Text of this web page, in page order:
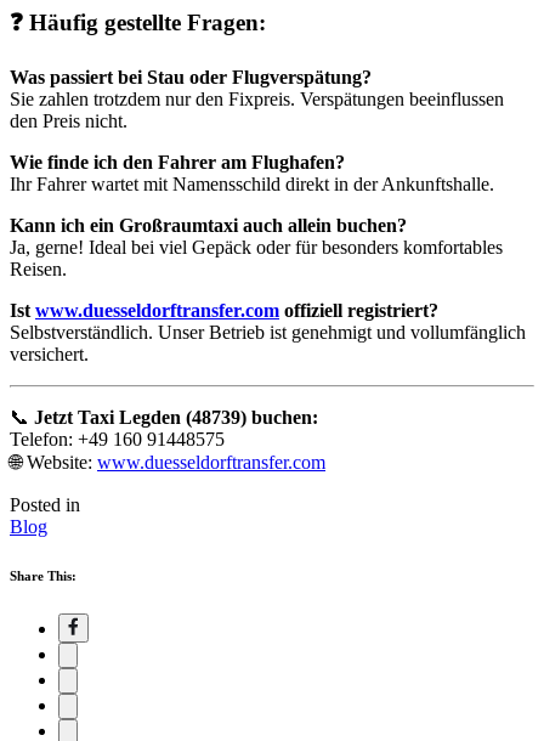
❓ Häufig gestellte Fragen:
Was passiert bei Stau oder Flugverspätung?
Sie zahlen trotzdem nur den Fixpreis. Verspätungen beeinflussen
den Preis nicht.
Wie finde ich den Fahrer am Flughafen?
Ihr Fahrer wartet mit Namensschild direkt in der Ankunftshalle.
Kann ich ein Großraumtaxi auch allein buchen?
Ja, gerne! Ideal bei viel Gepäck oder für besonders komfortables
Reisen.
Istwww.duesseldorftransfer.com offiziell registriert?
Selbstverständlich. Unser Betrieb ist genehmigt und vollumfänglich
versichert.
📞 Jetzt Taxi Legden (48739) buchen:
Telefon: +49 160 91448575
🌐 Website: www.duesseldorftransfer.com
Posted in
Blog
Share This: